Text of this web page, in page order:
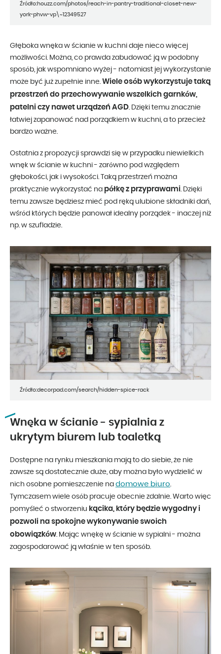
Źródło:houzz.com/photos/reach-in-pantry-traditional-closet-new-
york-phvw-vp\~12349527
Głęboka wnęka w ścianie w kuchni daje nieco więcej
możliwości. Można, co prawda zabudować ją w podobny
sposób, jak wspomniano wyżej - natomiast jej wykorzystanie
może być już zupełnie inne. Wiele osób wykorzystuje taką
przestrzeń do przechowywanie wszelkich garnków,
patelni czy nawet urządzeń AGD . Dzięki temu znacznie
łatwiej zapanować nad porządkiem w kuchni, a to przecież
bardzo ważne.
Ostatnia z propozycji sprawdzi się w przypadku niewielkich
wnęk w ścianie w kuchni - zarówno pod względem
głębokości, jak i wysokości. Taką przestrzeń można
praktycznie wykorzystać na półkę z przyprawami . Dzięki
temu zawsze będziesz mieć pod ręką ulubione składniki dań,
wśród których będzie panował idealny porządek - inaczej niż
np. w szufladzie.
Źródło:decorpad.com/search/hidden-spice-rack
Wnęka w ścianie - sypialnia z
ukrytym biurem lub toaletką
Dostępne na rynku mieszkania mają to do siebie, że nie
zawsze są dostatecznie duże, aby można było wydzielić w
nich osobne pomieszczenie na domowe biuro.
Tymczasem wiele osób pracuje obecnie zdalnie. Warto więc
pomyśleć o stworzeniu kącika, który będzie wygodny i
pozwoli na spokojne wykonywanie swoich
obowiązków. Mając wnękę w ścianie w sypialni - można
zagospodarować ją właśnie w ten sposób.